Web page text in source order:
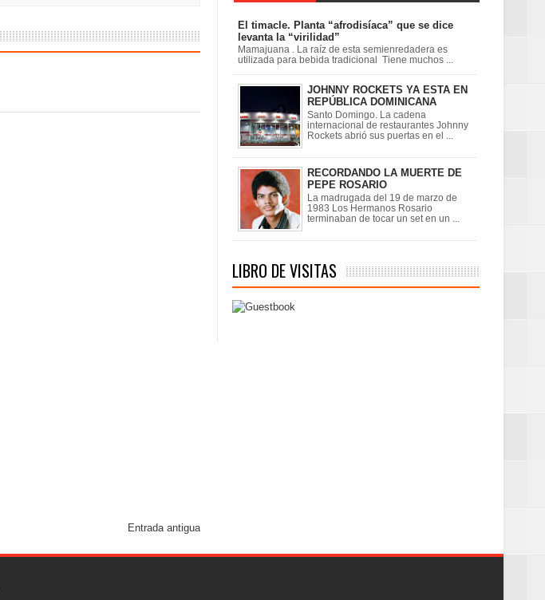
Entrada antigua
El timacle. Planta “afrodisíaca” que se dice
levanta la “virilidad”
Mamajuana . La raíz de esta semienredadera es
utilizada para bebida tradicional Tiene muchos ...
JOHNNY ROCKETS YA ESTA EN
REPÚBLICA DOMINICANA
Santo Domingo. La cadena
internacional de restaurantes Johnny
Rockets abrió sus puertas en el ...
RECORDANDO LA MUERTE DE
PEPE ROSARIO
La madrugada del 19 de marzo de
1983 Los Hermanos Rosario
terminaban de tocar un set en un ...
LIBRO DE VISITAS